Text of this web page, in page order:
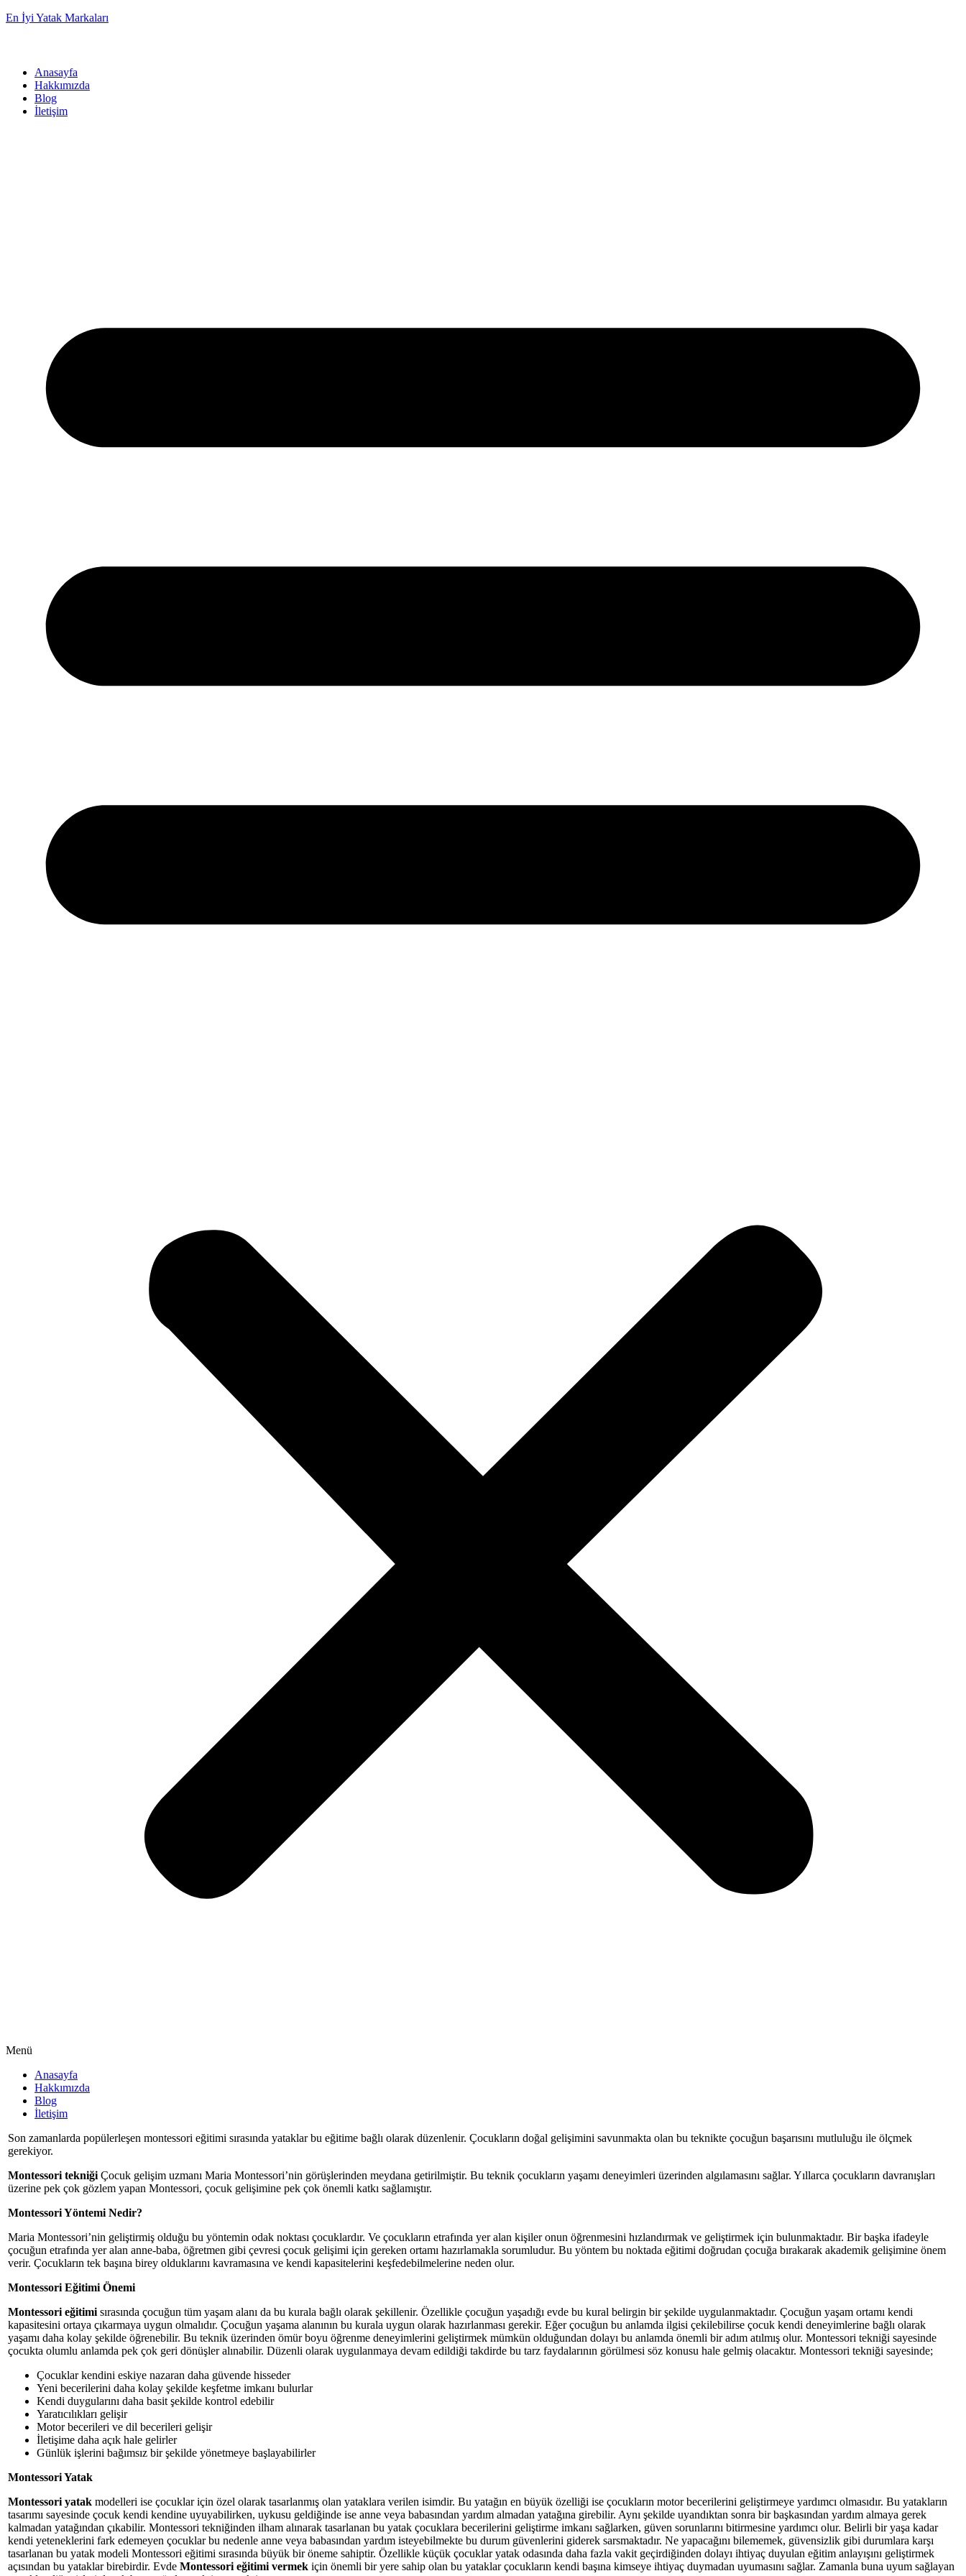
En İyi Yatak Markaları
Anasayfa
Hakkımızda
Blog
İletişim
Menü
Anasayfa
Hakkımızda
Blog
İletişim
Son zamanlarda popülerleşen montessori eğitimi sırasında yataklar bu eğitime bağlı olarak düzenlenir. Çocukların doğal gelişimini savunmakta olan bu teknikte çocuğun başarısını mutluluğu ile ölçmek
gerekiyor.
Montessori tekniği Çocuk gelişim uzmanı Maria Montessori’nin görüşlerinden meydana getirilmiştir. Bu teknik çocukların yaşamı deneyimleri üzerinden algılamasını sağlar. Yıllarca çocukların davranışları
üzerine pek çok gözlem yapan Montessori, çocuk gelişimine pek çok önemli katkı sağlamıştır.
Montessori Yöntemi Nedir?
Maria Montessori’nin geliştirmiş olduğu bu yöntemin odak noktası çocuklardır. Ve çocukların etrafında yer alan kişiler onun öğrenmesini hızlandırmak ve geliştirmek için bulunmaktadır. Bir başka ifadeyle
çocuğun etrafında yer alan anne-baba, öğretmen gibi çevresi çocuk gelişimi için gereken ortamı hazırlamakla sorumludur. Bu yöntem bu noktada eğitimi doğrudan çocuğa bırakarak akademik gelişimine önem
verir. Çocukların tek başına birey olduklarını kavramasına ve kendi kapasitelerini keşfedebilmelerine neden olur.
Montessori Eğitimi Önemi
Montessori eğitimi sırasında çocuğun tüm yaşam alanı da bu kurala bağlı olarak şekillenir. Özellikle çocuğun yaşadığı evde bu kural belirgin bir şekilde uygulanmaktadır. Çocuğun yaşam ortamı kendi
kapasitesini ortaya çıkarmaya uygun olmalıdır. Çocuğun yaşama alanının bu kurala uygun olarak hazırlanması gerekir. Eğer çocuğun bu anlamda ilgisi çekilebilirse çocuk kendi deneyimlerine bağlı olarak
yaşamı daha kolay şekilde öğrenebilir. Bu teknik üzerinden ömür boyu öğrenme deneyimlerini geliştirmek mümkün olduğundan dolayı bu anlamda önemli bir adım atılmış olur. Montessori tekniği sayesinde
çocukta olumlu anlamda pek çok geri dönüşler alınabilir. Düzenli olarak uygulanmaya devam edildiği takdirde bu tarz faydalarının görülmesi söz konusu hale gelmiş olacaktır. Montessori tekniği sayesinde;
Çocuklar kendini eskiye nazaran daha güvende hisseder
Yeni becerilerini daha kolay şekilde keşfetme imkanı bulurlar
Kendi duygularını daha basit şekilde kontrol edebilir
Yaratıcılıkları gelişir
Motor becerileri ve dil becerileri gelişir
İletişime daha açık hale gelirler
Günlük işlerini bağımsız bir şekilde yönetmeye başlayabilirler
Montessori Yatak
Montessori yatak modelleri ise çocuklar için özel olarak tasarlanmış olan yataklara verilen isimdir. Bu yatağın en büyük özelliği ise çocukların motor becerilerini geliştirmeye yardımcı olmasıdır. Bu yatakların
tasarımı sayesinde çocuk kendi kendine uyuyabilirken, uykusu geldiğinde ise anne veya babasından yardım almadan yatağına girebilir. Aynı şekilde uyandıktan sonra bir başkasından yardım almaya gerek
kalmadan yatağından çıkabilir. Montessori tekniğinden ilham alınarak tasarlanan bu yatak çocuklara becerilerini geliştirme imkanı sağlarken, güven sorunlarını bitirmesine yardımcı olur. Belirli bir yaşa kadar
kendi yeteneklerini fark edemeyen çocuklar bu nedenle anne veya babasından yardım isteyebilmekte bu durum güvenlerini giderek sarsmaktadır. Ne yapacağını bilememek, güvensizlik gibi durumlara karşı
tasarlanan bu yatak modeli Montessori eğitimi sırasında büyük bir öneme sahiptir. Özellikle küçük çocuklar yatak odasında daha fazla vakit geçirdiğinden dolayı ihtiyaç duyulan eğitim anlayışını geliştirmek
açısından bu yataklar birebirdir. Evde Montessori eğitimi vermek için önemli bir yere sahip olan bu yataklar çocukların kendi başına kimseye ihtiyaç duymadan uyumasını sağlar. Zamanla buna uyum sağlayan